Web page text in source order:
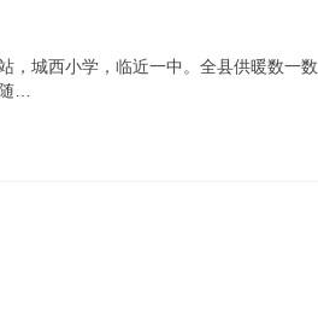
，城西小学，临近一中。全县供暖数一数
…